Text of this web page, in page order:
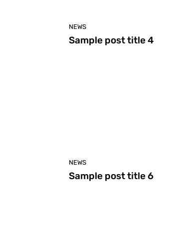
NEWS
Sample post title 4
NEWS
Sample post title 6